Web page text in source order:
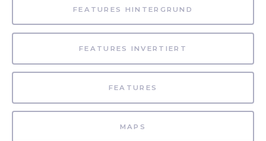
FEATURES HINTERGRUND
FEATURES INVERTIERT
FEATURES
MAPS